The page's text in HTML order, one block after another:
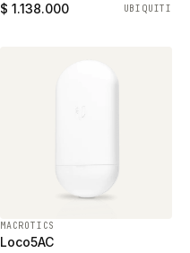
ethernet gigabit y 2
$ 1.138.000 UBIQUITI
MACROTICS
Loco5AC